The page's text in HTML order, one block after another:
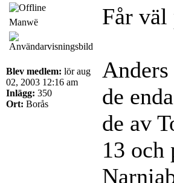
Manwë
Blev medlem: lör aug
02, 2003 12:16 am
Inlägg: 350
Ort: Borås
Får väl
de
de av
13 och